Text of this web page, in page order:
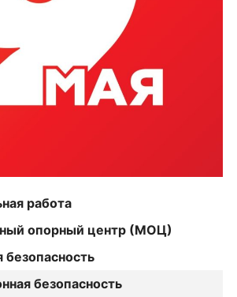
работа
опорный центр (МОЦ)
безопасность
безопасность